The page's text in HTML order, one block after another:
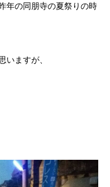
年の同朋寺の夏祭りの時
いますが、